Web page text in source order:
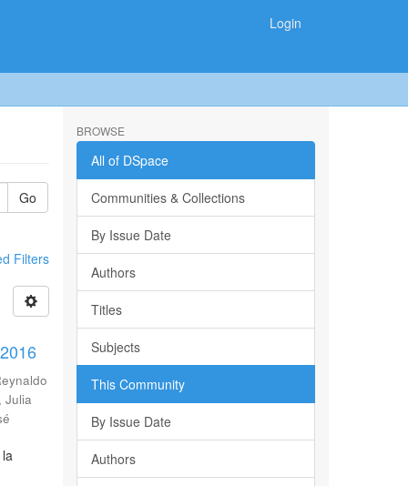
Login
Go
Filters
Julia
BROWSE
All of DSpace
Communities & Collections
By Issue Date
Authors
Titles
Subjects
This Community
By Issue Date
Authors